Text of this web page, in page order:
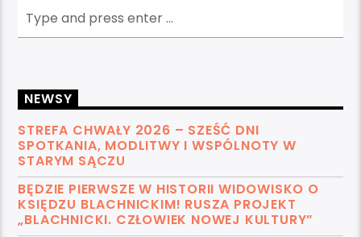
NEWSY
STREFA CHWAŁY 2026 – SZEŚĆ DNI
SPOTKANIA, MODLITWY I WSPÓLNOTY W
STARYM SĄCZU
BĘDZIE PIERWSZE W HISTORII WIDOWISKO O
KSIĘDZU BLACHNICKIM! RUSZA PROJEKT
„BLACHNICKI. CZŁOWIEK NOWEJ KULTURY”